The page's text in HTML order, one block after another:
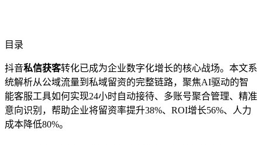
目录
抖音私信获客转化已成为企业数字化增长的核心战场。本文系
统解析从公域流量到私域留资的完整链路，聚焦AI驱动的智
能客服工具如何实现24小时自动接待、多账号聚合管理、精准
意向识别，帮助企业将留资率提升38%、ROI增长56%、人力
成本降低80%。